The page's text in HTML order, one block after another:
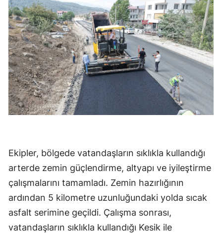
Ekipler, bölgede vatandaşların sıklıkla kullandığı
arterde zemin güçlendirme, altyapı ve iyileştirme
çalışmalarını tamamladı. Zemin hazırlığının
ardından 5 kilometre uzunluğundaki yolda sıcak
asfalt serimine geçildi. Çalışma sonrası,
vatandaşların sıklıkla kullandığı Kesik ile